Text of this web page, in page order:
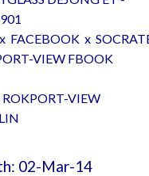
FACEBOOK x
VIEW FBOOK
VIEW
02-Mar-14